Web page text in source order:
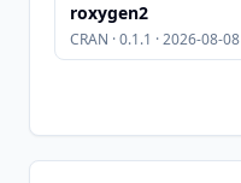
roxygen2
CRAN · 0.1.1 · 2026-08-08